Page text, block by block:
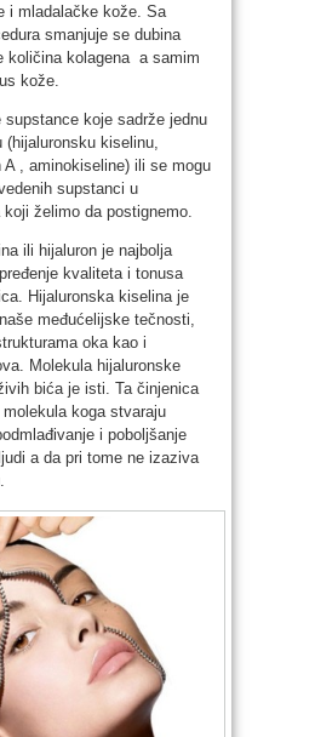
i mladalačke kože. Sa
smanjuje se dubina
količina kolagena a samim
kože.
supstance koje sadrže jednu
kiselinu,
, aminokiseline) ili se mogu
supstanci u
želimo da postignemo.
ili hijaluron je najbolja
kvaliteta i tonusa
Hijaluronska kiselina je
međućelijske tečnosti,
oka kao i
Molekula hijaluronske
bića je isti. Ta činjenica
koga stvaraju
i poboljšanje
a da pri tome ne izaziva